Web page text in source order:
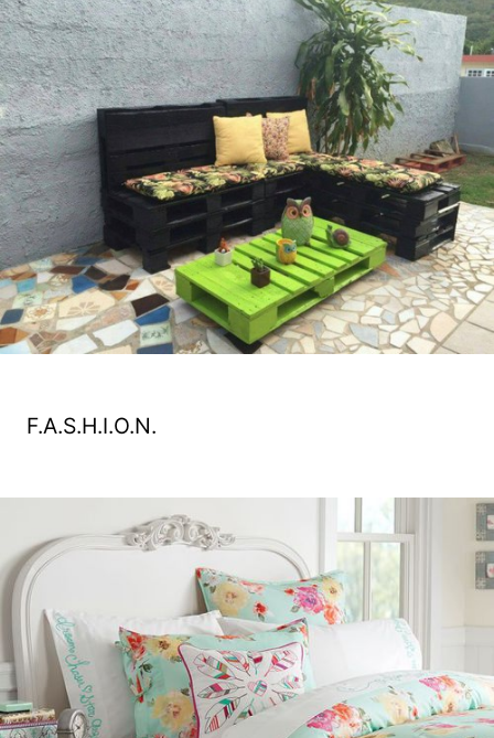
F.A.S.H.I.O.N.